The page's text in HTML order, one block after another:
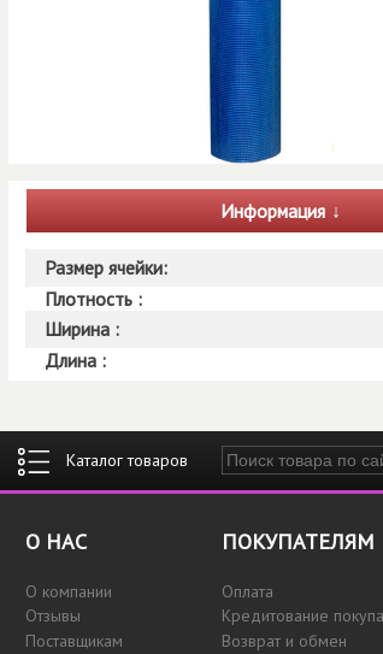
Информация
Размер ячейки:
Плотность :
Ширина :
Длина :
Введите ключевые
О НАС
О компании
Отзывы
Поставщикам
ПОКУПАТЕЛЯМ
Оплата
Кредитование
Возврат и обмен